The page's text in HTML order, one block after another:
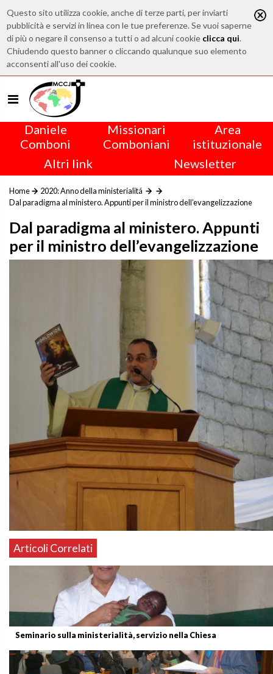
Questo sito utilizza cookie, anche di terze parti, per inviarti
pubblicità e servizi in linea con le tue preferenze. Se vuoi saperne
di più o negare il consenso a tutti o ad alcuni cookie clicca qui.
Chiudendo questo banner o cliccando qualunque suo elemento
acconsenti all'uso dei cookie.
Daniele
Comboni
Missionari
Comboniani
Area
istituzionale
Altri link
Newsletter
Home
2020: Anno della ministerialitá
Dal paradigma al ministero. Appunti per il ministro dell’evangelizzazione
Dal paradigma al ministero. Appunti
per il ministro dell’evangelizzazione
Articoli Correlati
Seminario sulla ministerialità, servizio nella Chiesa